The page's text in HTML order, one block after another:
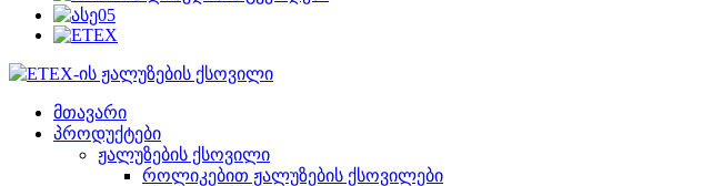
მთავარი
პროდუქტები
ჟალუზების ქსოვილი
როლიკებით ჟალუზების ქსოვილები